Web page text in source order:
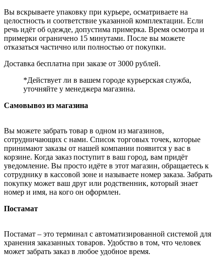
Вы вскрываете упаковку при курьере, осматриваете на
целостность и соответствие указанной комплектации. Если
речь идёт об одежде, допустима примерка. Время осмотра и
примерки ограничено 15 минутами. После вы можете
отказаться частично или полностью от покупки.
Доставка бесплатна при заказе от 3000 рублей.
*Действует ли в вашем городе курьерская служба,
уточняйте у менеджера магазина.
Самовывоз из магазина
Вы можете забрать товар в одном из магазинов,
сотрудничающих с нами. Список торговых точек, которые
принимают заказы от нашей компании появится у вас в
корзине. Когда заказ поступит в ваш город, вам придёт
уведомление. Вы просто идёте в этот магазин, обращаетесь к
сотруднику в кассовой зоне и называете номер заказа. Забрать
покупку может ваш друг или родственник, который знает
номер и имя, на кого он оформлен.
Постамат
Постамат – это терминал с автоматизированной системой для
хранения заказанных товаров. Удобство в том, что человек
может забрать заказ в любое удобное время.